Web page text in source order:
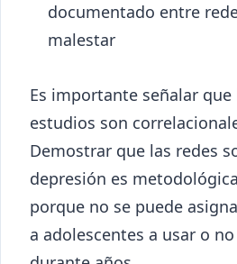
documentado entre
malestar
Es importante señalar
estudios son
Demostrar que las redes
depresión es
porque no se puede
a adolescentes a usar o